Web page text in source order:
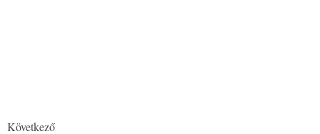
Következő